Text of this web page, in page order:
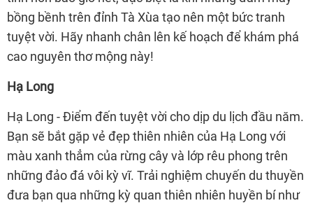
bồng bềnh trên đỉnh Tà Xùa tạo nên một bức tranh
tuyệt vời. Hãy nhanh chân lên kế hoạch để khám phá
cao nguyên thơ mộng này!
Hạ Long
Hạ Long - Điểm đến tuyệt vời cho dịp du lịch đầu năm.
Bạn sẽ bắt gặp vẻ đẹp thiên nhiên của Hạ Long với
màu xanh thẳm của rừng cây và lớp rêu phong trên
những đảo đá vôi kỳ vĩ. Trải nghiệm chuyến du thuyền
đưa bạn qua những kỳ quan thiên nhiên huyền bí như